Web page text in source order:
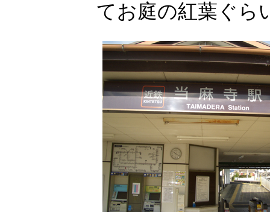
てお庭の紅葉ぐら